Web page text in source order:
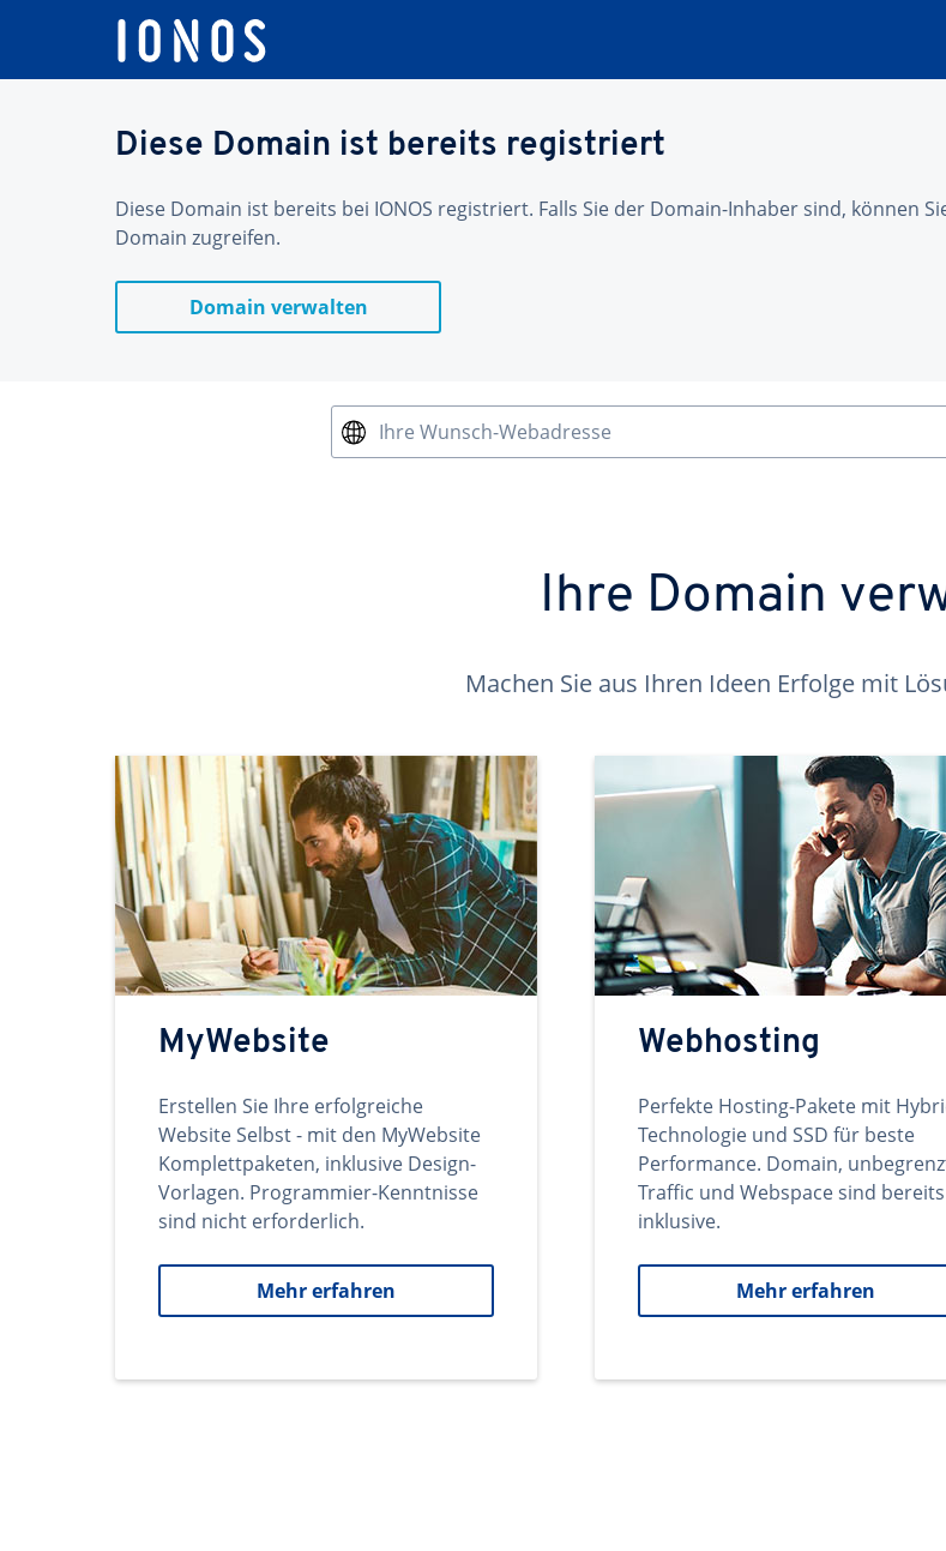
Diese Domain ist bereits registriert
Diese Domain ist bereits bei IONOS registriert. Falls Sie der Domain-Inhaber sind, können
Domain zugreifen.
Domain verwalten
Ihre Wunsch-Webadresse
Ihre Domain
Machen Sie aus Ihren Ideen Erfolge mit
MyWebsite
Erstellen Sie Ihre erfolgreiche
Website Selbst - mit den MyWebsite
Komplettpaketen, inklusive Design-
Vorlagen. Programmier-Kenntnisse
sind nicht erforderlich.
Mehr erfahren
Webhosting
Perfekte Hosting-Pakete mit
Technologie und SSD für beste
Performance. Domain,
Traffic und Webspace sind bereits
inklusive.
Mehr erfahren